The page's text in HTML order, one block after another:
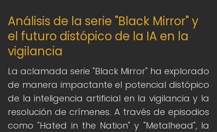
Análisis de la serie "Black Mirror" y
el futuro distópico de la IA en la
vigilancia
La aclamada serie "Black Mirror" ha explorado
de manera impactante el potencial distópico
de la inteligencia artificial en la vigilancia y la
resolución de crímenes. A través de episodios
como "Hated in the Nation" y "Metalhead", la